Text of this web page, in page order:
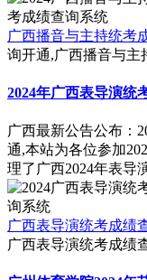
广西播音与主持统考
询开通,广西播音与主
2024年广西表导演统
广西最新公告公布：
通,本站为各位参加
理了广西2024年表导
广西表导演统考成绩
广西表导演统考成绩